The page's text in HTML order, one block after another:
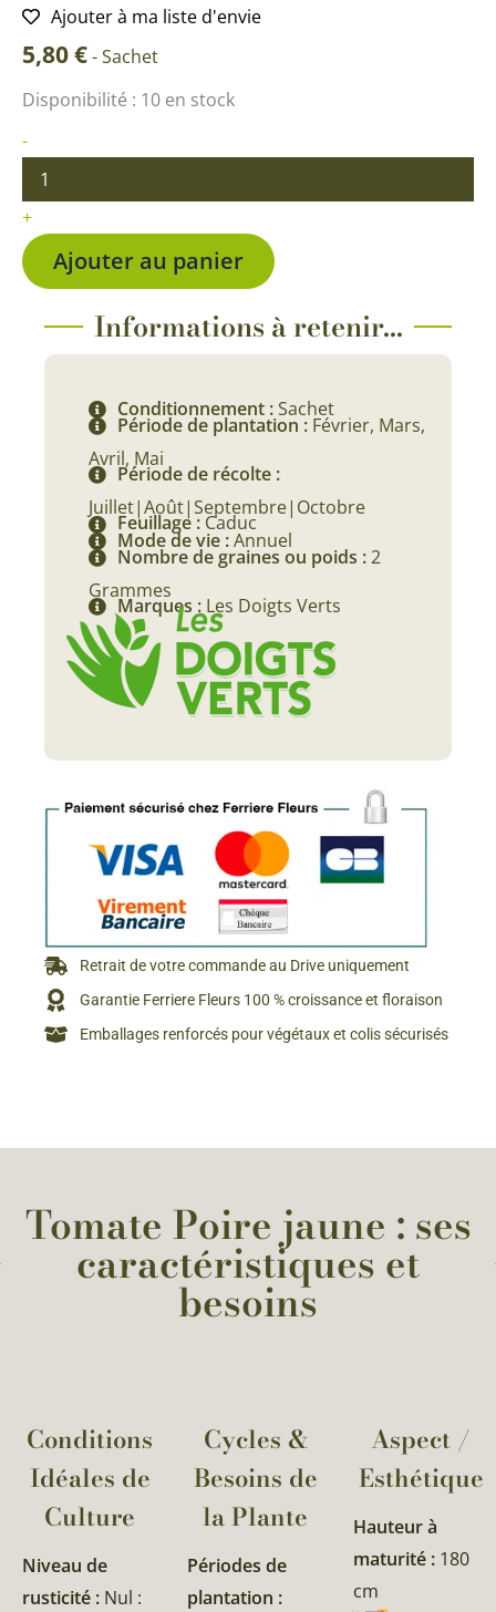
Ajouter à ma liste d'envie
5,80€-Sachet
Disponibilité : 10 en stock
-
quantité
Tomate
Poire
jaune
+
Ajouter au panier
Informations à retenir...
Conditionnement :Sachet
Période de plantation : Février, Mars,
Avril, Mai
Période de récolte :
Juillet|Août|Septembre|Octobre
Feuillage : Caduc
Mode de vie :Annuel
Nombre de graines ou poids :2
Grammes
Marques : Les Doigts Verts
Retrait de votre commande au Drive uniquement
Garantie Ferriere Fleurs 100 % croissance et floraison
Emballages renforcés pour végétaux et colis sécurisés
Tomate Poire jaune : ses
caractéristiques et
besoins
Conditions
Idéales de
Culture
Niveau de
rusticité : Nul :
Cycles &
Besoins de
la Plante​
Périodes de
plantation :
Aspect /
Esthétique
Hauteur à
maturité : 180
cm